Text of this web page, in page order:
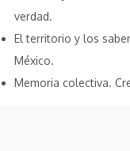
verdad.
El territorio y los
México.
Memoria colectiva.